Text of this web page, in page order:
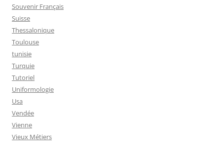
Souvenir Français
Suisse
Thessalonique
Toulouse
tunisie
Turquie
Tutoriel
Uniformologie
Usa
Vendée
Vienne
Vieux Métiers